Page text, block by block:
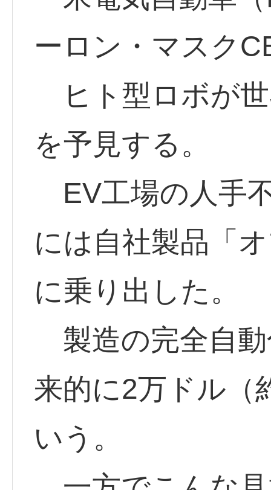
ーロン・マスク
ヒト型ロボが
を予見する。
EV工場の人手
には自社製品「
に乗り出した。
製造の完全自
来的に2万ドル（
いう。